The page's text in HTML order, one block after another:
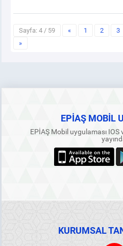
Sayfa: 4 / 59 « 1 2 3
»
EPİAŞ MOBİL
EPİAŞ Mobil uygulaması IOS
KURUMSAL